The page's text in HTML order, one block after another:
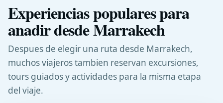
Experiencias populares para
anadir desde Marrakech
Despues de elegir una ruta desde Marrakech,
muchos viajeros tambien reservan excursiones,
tours guiados y actividades para la misma etapa
del viaje.